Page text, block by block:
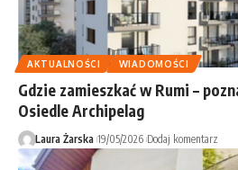
AKTUALNOŚCI WIADOMOŚCI
Gdzie zamieszkać w Rumi –
Osiedle Archipelag
Laura Żarska 19/05/2026 Dodaj komentarz